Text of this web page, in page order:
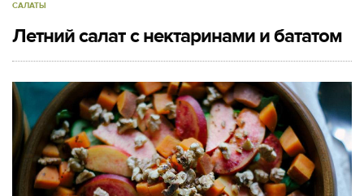
САЛАТЫ
Летний салат с нектаринами и бататом